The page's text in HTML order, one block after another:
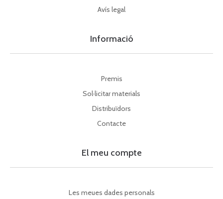
Avís legal
Informació
Premis
Sol·licitar materials
Distribuïdors
Contacte
El meu compte
Les meues dades personals